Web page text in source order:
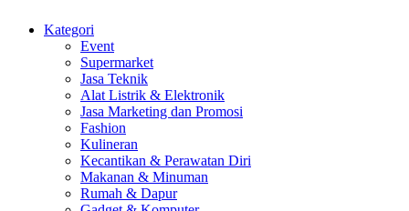
Kategori
Event
Supermarket
Jasa Teknik
Alat Listrik & Elektronik
Jasa Marketing dan Promosi
Fashion
Kulineran
Kecantikan & Perawatan Diri
Makanan & Minuman
Rumah & Dapur